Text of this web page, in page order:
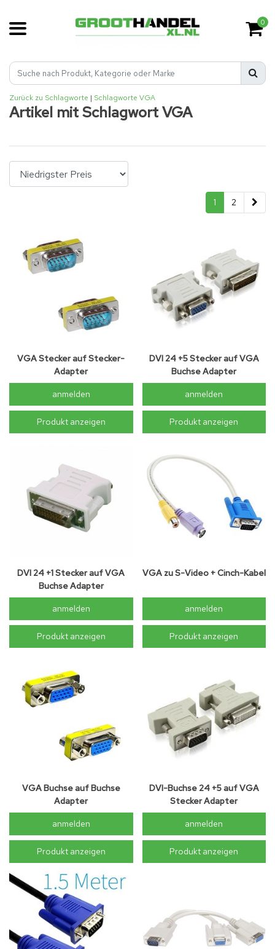
0
Zurück zu Schlagworte | Schlagworte VGA
Artikel mit Schlagwort VGA
1 2
VGA Stecker auf Stecker-
Adapter
anmelden
Produkt anzeigen
DVI 24 +5 Stecker auf VGA
Buchse Adapter
anmelden
Produkt anzeigen
DVI 24 +1 Stecker auf VGA
Buchse Adapter
anmelden
Produkt anzeigen
VGA zu S-Video + Cinch-Kabel
anmelden
Produkt anzeigen
VGA Buchse auf Buchse
Adapter
anmelden
Produkt anzeigen
DVI-Buchse 24 +5 auf VGA
Stecker Adapter
anmelden
Produkt anzeigen